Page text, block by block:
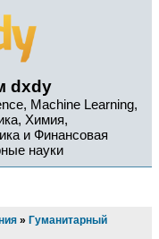
dxdy
Machine Learning,
Химия,
и Финансовая
науки
» Гуманитарный